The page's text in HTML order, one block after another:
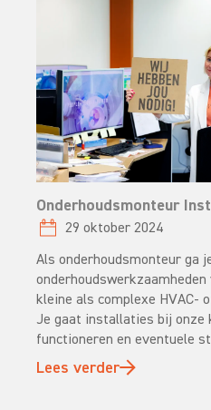
Onderhoudsmonteur
29 oktober 2024
Als onderhoudsmonteur ga
kleine als complexe HVAC-
Je gaat installaties bij
functioneren en eventuele
Lees verder